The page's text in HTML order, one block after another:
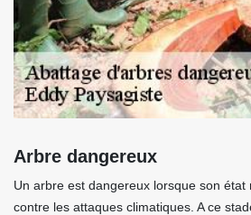
Arbre dangereux
Un arbre est dangereux lorsque son état
contre les attaques climatiques. A ce